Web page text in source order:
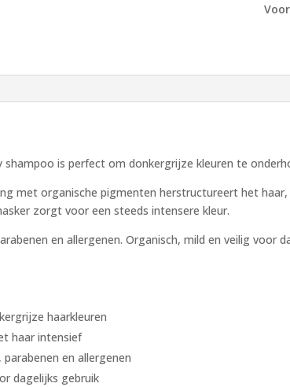
shampoo is perfect om donkergrijze kleuren te
met organische pigmenten herstructureert het
zorgt voor een steeds intensere kleur.
en allergenen. Organisch, mild en veilig
haarkleuren
haar intensief
parabenen en allergenen
dagelijks gebruik